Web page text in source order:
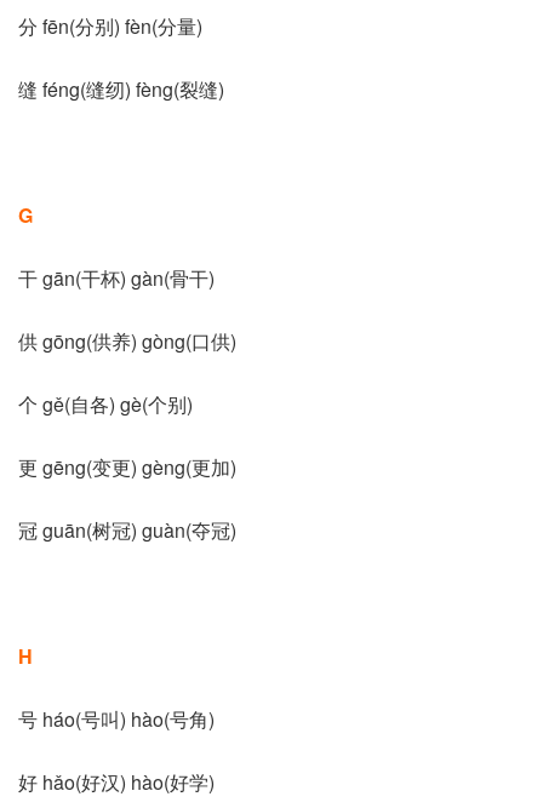
分 fēn(分别) fèn(分量)
缝 féng(缝纫) fèng(裂缝)
G
干 gān(干杯) gàn(骨干)
供 gōng(供养) gòng(口供)
个 gě(自各) gè(个别)
更 gēng(变更) gèng(更加)
冠 guān(树冠) guàn(夺冠)
H
号 háo(号叫) hào(号角)
好 hǎo(好汉) hào(好学)